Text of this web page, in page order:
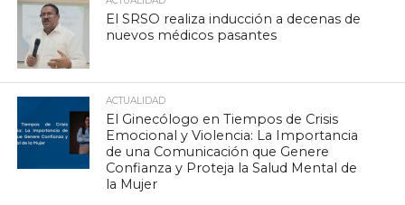
El SRSO realiza inducción a decenas de
nuevos médicos pasantes
ACTUALIDAD
El Ginecólogo en Tiempos de Crisis
Emocional y Violencia: La Importancia
de una Comunicación que Genere
Confianza y Proteja la Salud Mental de
la Mujer